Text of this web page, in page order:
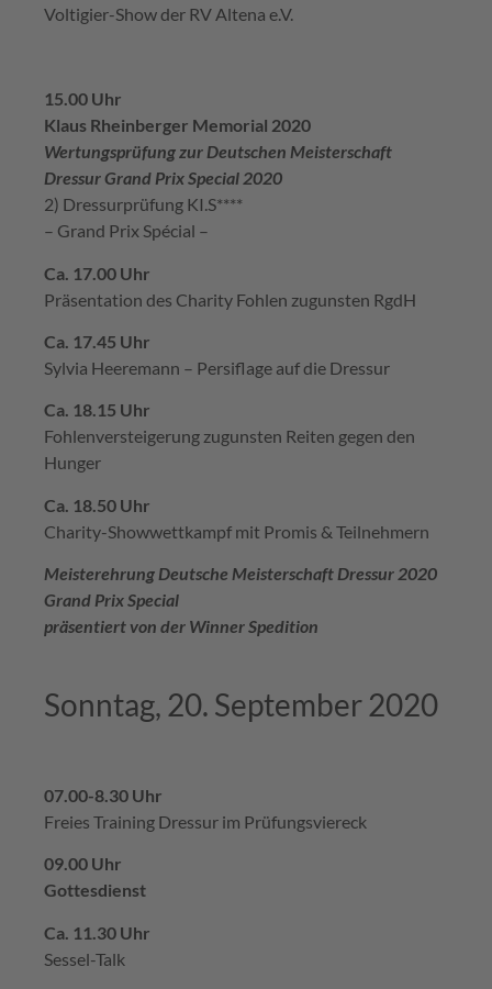
Voltigier-Show der RV Altena e.V.
15.00 Uhr
Klaus Rheinberger Memorial 2020
Wertungsprüfung zur Deutschen Meisterschaft
Dressur Grand Prix Special 2020
2) Dressurprüfung KI.S****
– Grand Prix Spécial –
Ca. 17.00 Uhr
Präsentation des Charity Fohlen zugunsten RgdH
Ca. 17.45 Uhr
Sylvia Heeremann – Persiflage auf die Dressur
Ca. 18.15 Uhr
Fohlenversteigerung zugunsten Reiten gegen den
Hunger
Ca. 18.50 Uhr
Charity-Showwettkampf mit Promis & Teilnehmern
Meisterehrung Deutsche Meisterschaft Dressur 2020
Grand Prix Special
präsentiert von der Winner Spedition
Sonntag, 20. September 2020
07.00-8.30 Uhr
Freies Training Dressur im Prüfungsviereck
09.00 Uhr
Gottesdienst
Ca. 11.30 Uhr
Sessel-Talk